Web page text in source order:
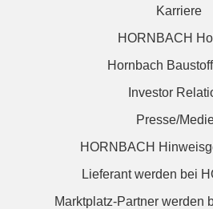
Karriere
HORNBACH
Hornbach
Investor
Presse/
HORNBACH
Lieferant werden bei
Marktplatz-Partner werden